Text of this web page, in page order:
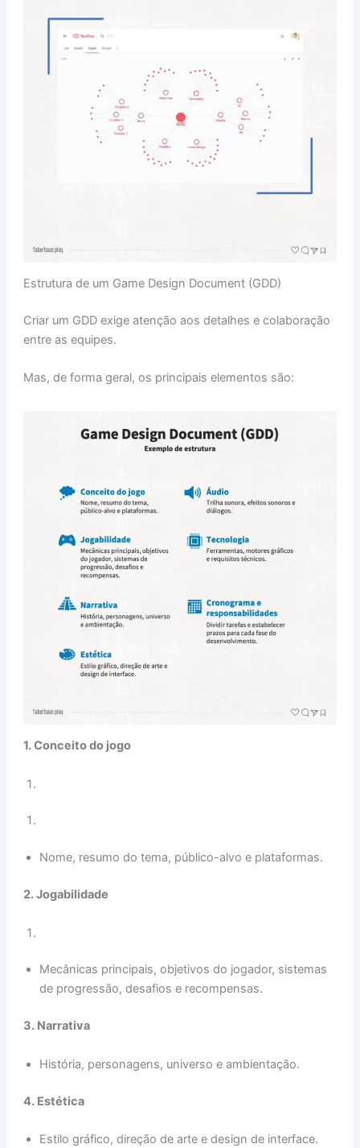
Estrutura de um Game Design Document (GDD)
Criar um GDD exige atenção aos detalhes e colaboração
entre as equipes.
Mas, de forma geral, os principais elementos são:
1. Conceito do jogo
Nome, resumo do tema, público-alvo e plataformas.
2. Jogabilidade
Mecânicas principais, objetivos do jogador, sistemas
de progressão, desafios e recompensas.
3. Narrativa
História, personagens, universo e ambientação.
4. Estética
Estilo gráfico, direção de arte e design de interface.